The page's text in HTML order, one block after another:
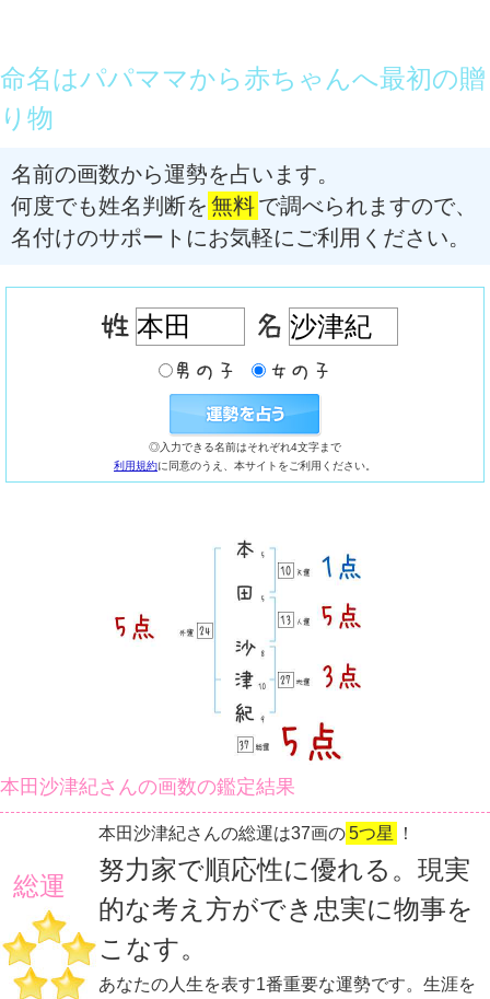
命名はパパママから赤ちゃんへ最初の贈
り物
名前の画数から運勢を占います。
何度でも姓名判断を 無料で調べられますので、
名付けのサポートにお気軽にご利用ください。
◎入力できる名前はそれぞれ4文字まで
利用規約に同意のうえ、本サイトをご利用ください。
本田沙津紀さんの画数の鑑定結果
総運
本田沙津紀さんの総運は37画の5つ星 ！
努力家で順応性に優れる。現実
的な考え方ができ忠実に物事を
こなす。
あなたの人生を表す1番重要な運勢です。生涯を